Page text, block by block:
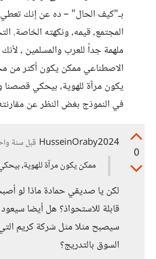
بـ"كيف الحال" – ده عن إنك تعطي
المجتمع، قيمه، ونكهته الخاصة.
ملهمة جداً للعرب والمسلمين ،
الاصطناعي ممكن يكون أكتر من
يكون مرآة للهوية، بيحكي قصصنا
في النموذج بغض النظر عن مقارنته
0
HusseinOraby2024 قبل سنة
ممكن يكون مرآة للهوية،
لكن يا صديقي حمادة ماذا لو
قابلة للاستحواذ؟ هل أيضا
سيصبح مثلا مثل شركة كريم
السوق بالتدريج؟